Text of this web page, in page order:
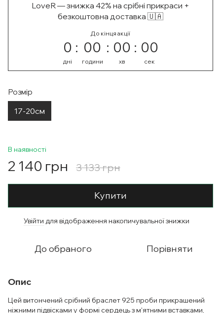
LoveR — знижка 42% на срібні прикраси +
безкоштовна доставка 🇺🇦
До кінця акції
0
дні
00
години
00
хв
00
сек
Розмір
17-20см
В наявності
2 140 грн 3 133 грн
Купити
Увійти для відображення накопичувальної знижки
До обраного Порівняти
Опис
Цей витончений срібний браслет 925 проби прикрашений
ніжними підвісками у формі сердець з м'ятними вставками,